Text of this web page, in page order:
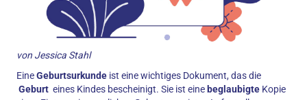
von Jessica Stahl
EineGeburtsurkunde ist eine wichtiges Dokument, das die
Geburt eines Kindes bescheinigt. Sie ist eine beglaubigte Kopie